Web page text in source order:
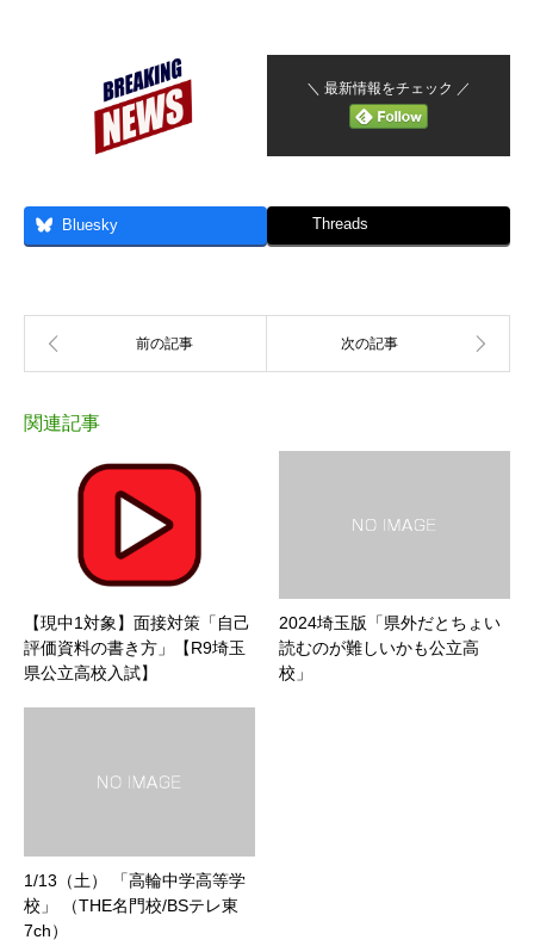
＼ 最新情報をチェック ／
Bluesky Threads
関連記事
【現中1対象】面接対策「自己
評価資料の書き方」【R9埼玉
県公立高校入試】
2024埼玉版「県外だとちょい
読むのが難しいかも公立高
校」
1/13（土） 「高輪中学高等学
校」 （THE名門校/BSテレ東
7ch）